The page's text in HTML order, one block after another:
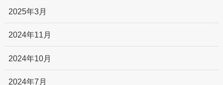
2025年3月
2024年11月
2024年10月
2024年7月